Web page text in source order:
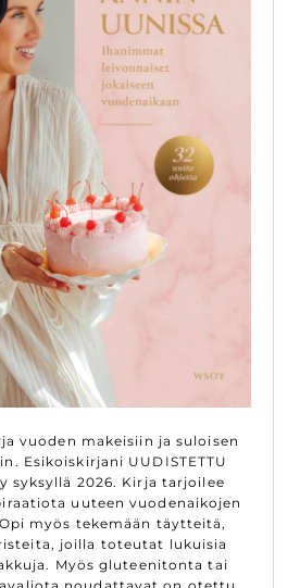
vuoden makeisiin ja suloisen
Esikoiskirjani UUDISTETTU
syksyllä 2026. Kirja tarjoilee
uuteen vuodenaikojen
myös tekemään täytteitä,
joilla toteutat lukuisia
Myös gluteenitonta tai